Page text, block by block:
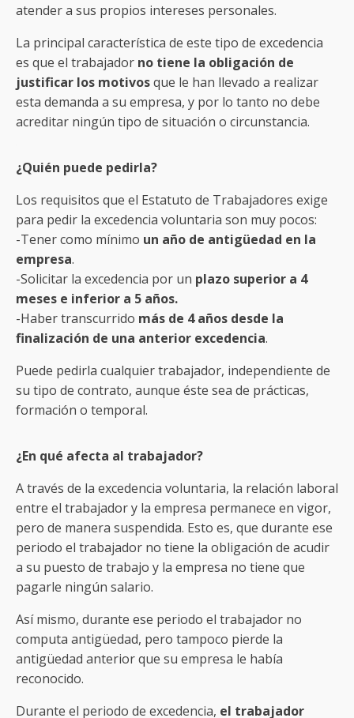
atender a sus propios intereses personales.
La principal característica de este tipo de excedencia
es que el trabajador no tiene la obligación de
justificar los motivosque le han llevado a realizar
esta demanda a su empresa, y por lo tanto no debe
acreditar ningún tipo de situación o circunstancia.
¿Quién puede pedirla?
Los requisitos que el Estatuto de Trabajadores exige
para pedir la excedencia voluntaria son muy pocos:
-Tener como mínimo un año de antigüedad en la
empresa.
-Solicitar la excedencia por un plazo superior a 4
meses e inferior a 5 años.
-Haber transcurrido más de 4 años desde la
finalización de una anterior excedencia.
Puede pedirla cualquier trabajador, independiente de
su tipo de contrato, aunque éste sea de prácticas,
formación o temporal.
¿En qué afecta al trabajador?
A través de la excedencia voluntaria, la relación laboral
entre el trabajador y la empresa permanece en vigor,
pero de manera suspendida. Esto es, que durante ese
periodo el trabajador no tiene la obligación de acudir
a su puesto de trabajo y la empresa no tiene que
pagarle ningún salario.
Así mismo, durante ese periodo el trabajador no
computa antigüedad, pero tampoco pierde la
antigüedad anterior que su empresa le había
reconocido.
Durante el periodo de excedencia, el trabajador